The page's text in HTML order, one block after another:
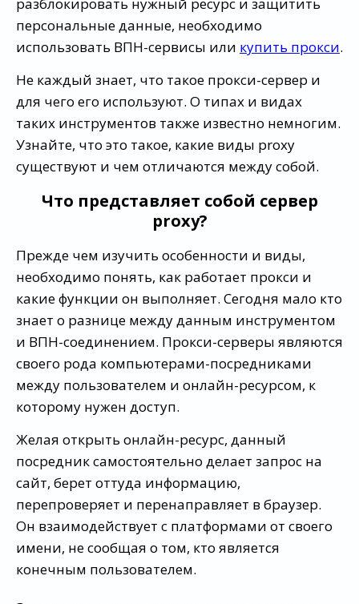
персональные данные, необходимо
использовать ВПН-сервисы или купить прокси.
Не каждый знает, что такое прокси-сервер и
для чего его используют. О типах и видах
таких инструментов также известно немногим.
Узнайте, что это такое, какие виды proxy
существуют и чем отличаются между собой.
Что представляет собой сервер
proxy?
Прежде чем изучить особенности и виды,
необходимо понять, как работает прокси и
какие функции он выполняет. Сегодня мало кто
знает о разнице между данным инструментом
и ВПН-соединением. Прокси-серверы являются
своего рода компьютерами-посредниками
между пользователем и онлайн-ресурсом, к
которому нужен доступ.
Желая открыть онлайн-ресурс, данный
посредник самостоятельно делает запрос на
сайт, берет оттуда информацию,
перепроверяет и перенаправляет в браузер.
Он взаимодействует с платформами от своего
имени, не сообщая о том, кто является
конечным пользователем.